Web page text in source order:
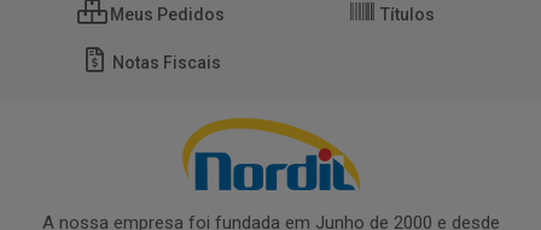
Meus Pedidos Títulos
Notas Fiscais
A nossa empresa foi fundada em Junho de 2000 e desde